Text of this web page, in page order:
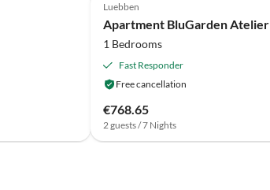
Luebben
Apartment BluGarden Atelier
1 Bedrooms
Fast Responder
Free cancellation
€768.65
2 guests / 7 Nights